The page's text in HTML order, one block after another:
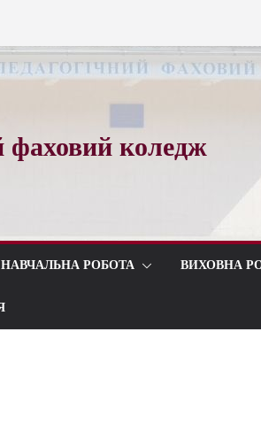
фаховий коледж
НАВЧАЛЬНА РОБОТА ВИХОВНА